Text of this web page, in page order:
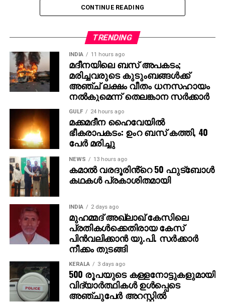
എന്റെ വിശ്വാസം,” – ജെസി ഐസന്‍ബെര്‍ഗ് പറഞ്ഞു.
താന്‍ ഇതുവരെ ഇന്ത്യ സന്ദര്‍ശിച്ചിട്ടില്ല എങ്കിലും
നേപ്പാളില്‍ എത്തിയിട്ടുണ്ടെന്നും, നേപ്പാളിന്
ഇന്ത്യയോട് സാമ്യമുണ്ടെന്ന് തോന്നിയെന്നും താരം
കൂട്ടിച്ചേര്‍ത്തു.
രാജമൗലിയുടെ മുമ്പത്തെ ഹിറ്റ് ചിത്രങ്ങളായ
ബാഹുബലി 1, 2 എന്നിവ ഇന്ത്യന്‍ സിനിമയുടെ പുതിയ
ചരിത്രം രചിച്ചതാണ്. എന്നാല്‍ RRR അതിനെ മറികടന്ന്
ലോകമൊട്ടാകെ ഇന്ത്യന്‍ സിനിമയുടെ മാനം
ഉയര്‍ത്തിയ ചിത്രമായി മാറി. ജെയിംസ് കാമറൂണ്‍,
സ്റ്റീഫന്‍ സ്പില്‍ബെര്‍ഗ്, ക്രിസ് ഹെംസ്വര്‍ത്ത്
തുടങ്ങിയ ഹോളിവുഡ് പ്രതിഭകളും ചിത്രത്തെ
പുകഴ്ത്തിയിരുന്നു.
ഇതിനിടെ, രാജമൗലി ഇപ്പോള്‍ മഹേഷ് ബാബു
നായകനായും പൃഥ്വിരാജ് സുകുമാരന്‍ വില്ലനായും
എത്തുന്ന പുതിയ ചിത്രത്തിന്റെ ഒരുക്കങ്ങളിലാണ്.
അതേസമയം, ബാഹുബലി ഒന്നും രണ്ടും ഭാഗങ്ങളും
ചേര്‍ത്ത ‘ദി എപ്പിക്ക്’ തിയറ്ററുകളില്‍ ആവേശം
സൃഷ്ടിച്ചുകൊണ്ടിരിക്കുകയാണ്.
CONTINUE READING
TRENDING
INDIA 11 hours ago
മദീനയിലെ ബസ് അപകടം;
മരിച്ചവരുടെ കുടുംബങ്ങള്‍ക്ക്
അഞ്ച് ലക്ഷം വീതം ധനസഹായം
നല്‍കുമെന്ന് തെലങ്കാന സര്‍ക്കാര്‍
GULF 24 hours ago
മക്കമദീന ഹൈവേയില്‍
ഭീകരാപകടം: ഉംറ ബസ് കത്തി, 40
പേര്‍ മരിച്ചു
NEWS 13 hours ago
കമാൽ വരദൂരിൻ്റെ 50 ഫുട്ബോൾ
കഥകൾ പ്രകാശിതമായി
INDIA 2 days ago
മുഹമ്മദ് അഖ്‌ലാഖ് കേസിലെ
പ്രതികള്‍ക്കെതിരായ കേസ്
പിന്‍വലിക്കാന്‍ യു.പി. സര്‍ക്കാര്‍
നീക്കം തുടങ്ങി
KERALA 3 days ago
500 രൂപയുടെ കള്ളനോട്ടുകളുമായി
വിദ്യാര്‍ത്ഥികള്‍ ഉള്‍പ്പെടെ
അഞ്ചുപേര്‍ അറസ്റ്റില്‍